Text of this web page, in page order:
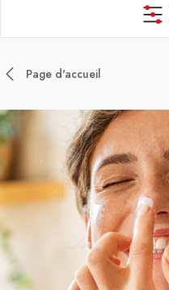
Page d'accueil